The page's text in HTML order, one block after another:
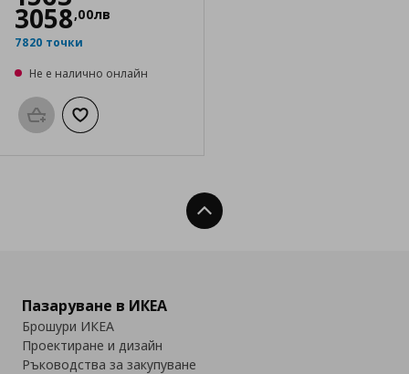
3058,00лв
7820 точки
Не е налично онлайн
Προσθήκη στο καλάθι
Добави към списъка с любими
Нагоре
Пазаруване в ИКЕА
Брошури ИКЕА
Проектиране и дизайн
Ръководства за закупуване